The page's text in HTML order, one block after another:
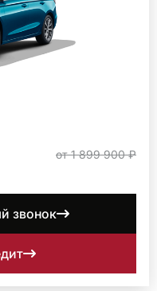
от 1 899 900 ₽
звонок